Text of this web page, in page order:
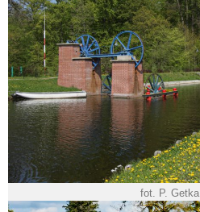
fot. P. Getka